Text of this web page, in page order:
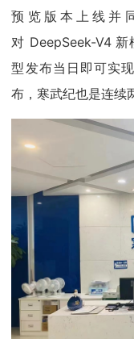
预览版本上线并
对 DeepSeek-V4
型发布当日即可实
布，寒武纪也是连续